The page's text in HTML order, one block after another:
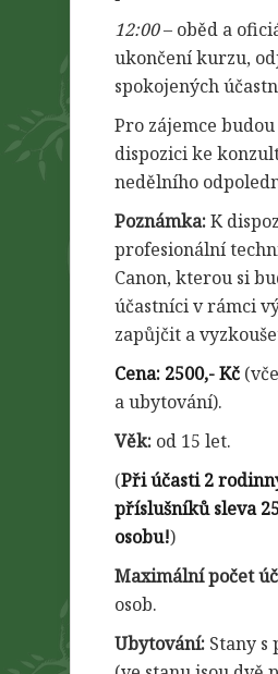
12:00– oběd a
ukončení kurzu,
spokojených
Pro zájemce
dispozici ke
nedělního
Poznámka:K
profesionální
Canon, kterou si
účastníci v rámci
zapůjčit a
Cena: 2500,- Kč
a ubytování).
Věk: od 15 let.
(Při účasti 2
příslušníků sleva
osobu!)
Maximální počet
osob.
Ubytování: Stany s